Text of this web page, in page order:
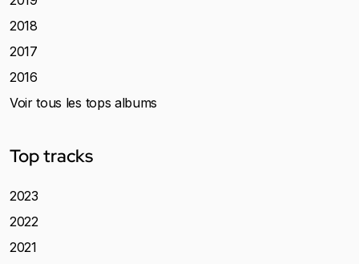
2018
2017
2016
Voir tous les tops albums
Top tracks
2023
2022
2021